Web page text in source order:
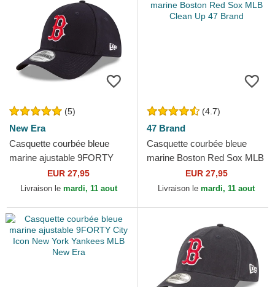
(5)
New Era
Casquette courbée bleue
marine ajustable 9FORTY
The League Boston Red Sox
MLB New Era
EUR 27,95
Livraison le mardi, 11 aout
(4.7)
47 Brand
Casquette courbée bleue
marine Boston Red Sox MLB
Clean Up 47 Brand
EUR 27,95
Livraison le mardi, 11 aout